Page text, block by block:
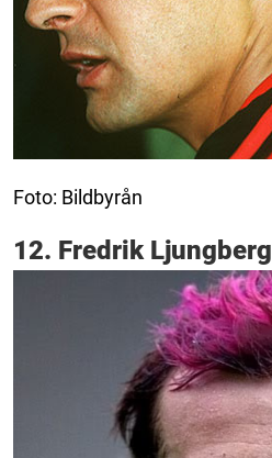
Foto: Bildbyrån
12. Fredrik Ljungberg